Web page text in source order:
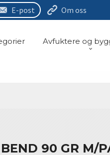
E-post Om oss
Avfuktere og
BEND 90 GR M/